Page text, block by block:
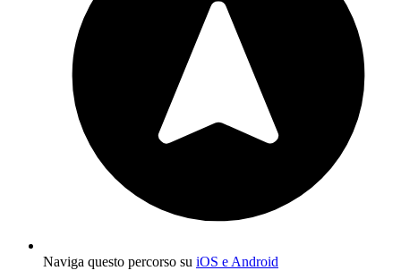
Naviga questo percorso su iOS e Android